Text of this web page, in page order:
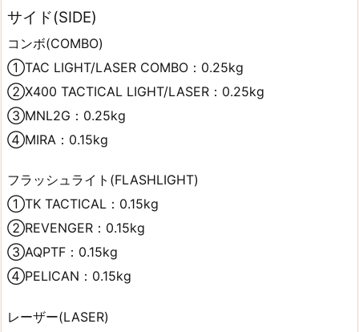
サイド(SIDE)
コンボ(COMBO)
①TAC LIGHT/LASER COMBO：0.25kg
②X400 TACTICAL LIGHT/LASER：0.25kg
③MNL2G：0.25kg
④MIRA：0.15kg
フラッシュライト(FLASHLIGHT)
①TK TACTICAL：0.15kg
②REVENGER：0.15kg
③AQPTF：0.15kg
④PELICAN：0.15kg
レーザー(LASER)